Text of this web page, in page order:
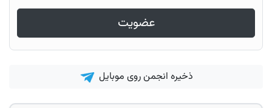
عضویت
ذخیره انجمن روی موبایل